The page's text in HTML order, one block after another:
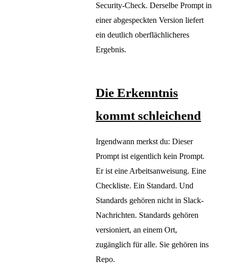
Security-Check. Derselbe Prompt in
einer abgespeckten Version liefert
ein deutlich oberflächlicheres
Ergebnis.
Die Erkenntnis
kommt schleichend
Irgendwann merkst du: Dieser
Prompt ist eigentlich kein Prompt.
Er ist eine Arbeitsanweisung. Eine
Checkliste. Ein Standard. Und
Standards gehören nicht in Slack-
Nachrichten. Standards gehören
versioniert, an einem Ort,
zugänglich für alle. Sie gehören ins
Repo.